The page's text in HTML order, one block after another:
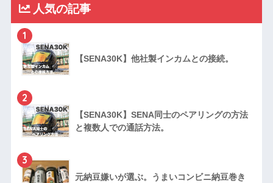
人気の記事
1
【SENA30K】他社製インカムとの接続。
2
【SENA30K】SENA同士のペアリングの方法
と複数人での通話方法。
3
元納豆嫌いが選ぶ。うまいコンビニ納豆巻き